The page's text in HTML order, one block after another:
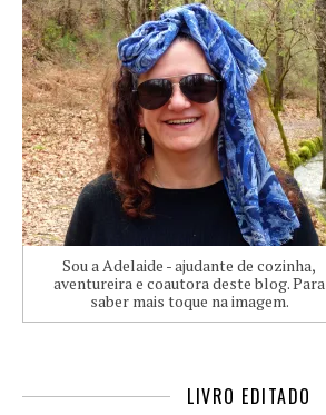
Sou a Adelaide - ajudante de cozinha,
aventureira e coautora deste blog. Para
saber mais toque na imagem.
LIVRO EDITADO